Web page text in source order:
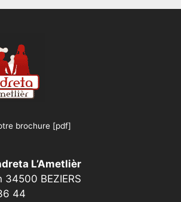
brochure [pdf]
L’Ametlièr
34500 BEZIERS
44